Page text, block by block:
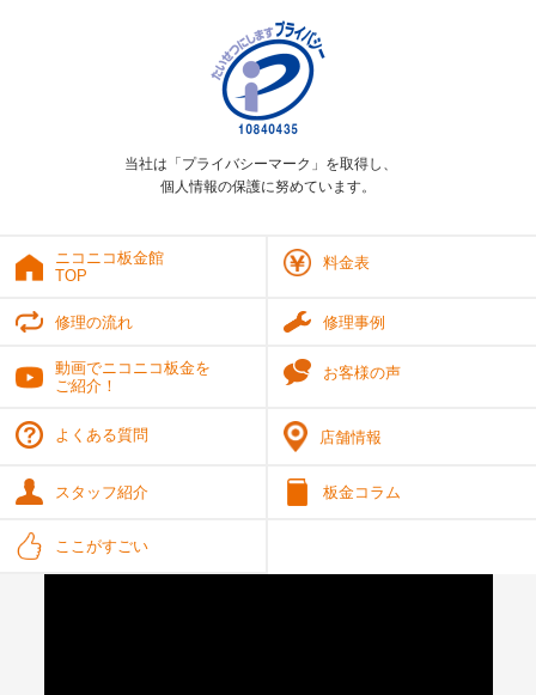
当社は「プライバシーマーク」を取得し、
個人情報の保護に努めています。
ニコニコ板金館
TOP
料金表
修理の流れ 修理事例
動画でニコニコ板金を
ご紹介！
お客様の声
よくある質問 店舗情報
スタッフ紹介 板金コラム
ここがすごい